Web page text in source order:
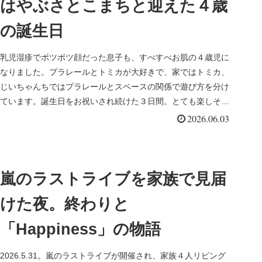
はやぶさとこまちと迎えた４歳
の誕生日
乳児湿疹でボツボツ顔だった息子も、すべすべお肌の４歳児に
なりました。プラレールとトミカが大好きで、家ではトミカ、
じいちゃんちではプラレールとスペースの関係で遊び方を分け
ています。誕生日をお祝いされ続けた３日間。とても楽しそう
2026.06.03
嵐のラストライブを家族で見届
けた夜。終わりと
「Happiness」の物語
2026.5.31。嵐のラストライブが開催され、家族４人リビング